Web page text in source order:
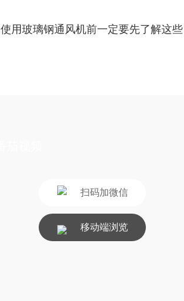
使用玻璃钢通风机前一定要先了解这些
扫码加微信
移动端浏览